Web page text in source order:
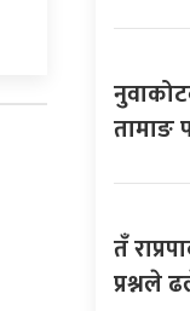
तामाङ
तँ
प्रश्नले